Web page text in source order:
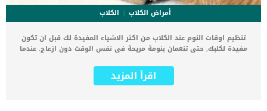
أمراض الكلاب
الكلاب
تنظيم اوقات النوم عند الكلاب من اكثر الاشياء المفيدة لك قبل ان تكون
مفيدة لكلبك, حتى تنعمان بنومة مريحة فى نفس الوقت دون ازعاج. عندما
ينشط فى المساء ويزعج من فى المنزل بعواءه. لكن فى البداية وقبل
تنظيم الوقت ستحتاج الى تنظيم وتجهيز بعض الاشياء الاخرى. أحد أول
اقرأ المزيد